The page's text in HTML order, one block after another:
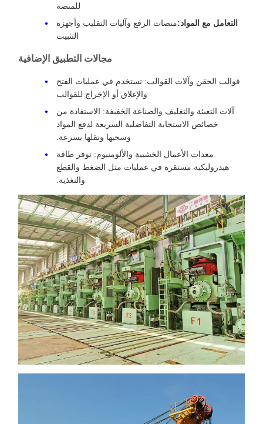
للمنصة
التعامل مع المواد:منصات الرفع وآليات التقليب وأجهزة
التثبيت
مجالات التطبيق الإضافية
قوالب الحقن وآلات القوالب: تستخدم في عمليات الفتح
والإغلاق أو الإخراج للقوالب
آلات التعبئة والتغليف والصناعة الخفيفة: الاستفادة من
خصائص الاستجابة التفاضلية السريعة لدفع المواد
وسحبها ونقلها بسرعة.
معدات الأعمال الخشبية والألومنيوم: توفر طاقة
هيدروليكية مستقرة في عمليات مثل الضغط والقطع
والتغذية.